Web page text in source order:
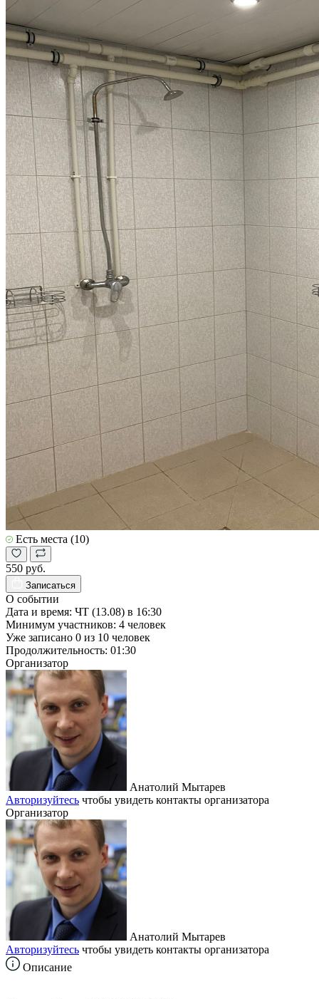
Есть места (10)
550 руб.
Записаться
О событии
Дата и время: ЧТ (13.08) в 16:30
Минимум участников: 4 человек
Уже записано 0 из 10 человек
Продолжительность: 01:30
Организатор
Анатолий Мытарев
Авторизуйтесь чтобы увидеть контакты организатора
Организатор
Анатолий Мытарев
Авторизуйтесь чтобы увидеть контакты организатора
Описание